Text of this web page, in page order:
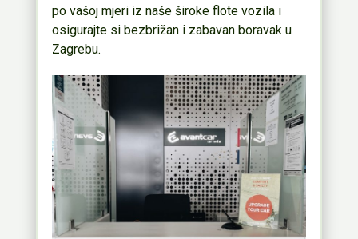
po vašoj mjeri iz naše široke flote vozila i
osigurajte si bezbrižan i zabavan boravak u
Zagrebu.